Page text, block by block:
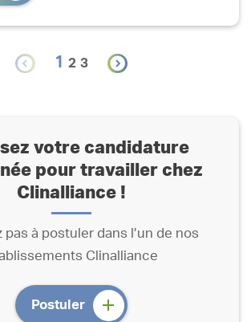
1 2 3
votre candidature
pour travailler chez
Clinalliance !
pas à postuler dans l’un de nos
Clinalliance
Postuler